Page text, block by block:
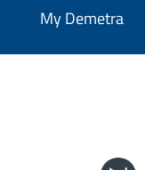
My Demetra